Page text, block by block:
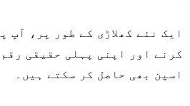
ایک نئے کھلاڑی کے طور پر، آپ
کرنے اور اپنی پہلی حقیقی
اسپن بھی حاصل کر سکتے ہیں۔